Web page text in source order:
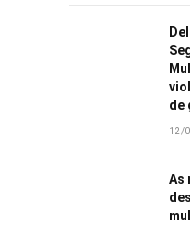
de
12/
As